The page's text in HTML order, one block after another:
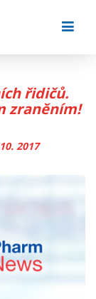
řidičů.
zraněním!
2017